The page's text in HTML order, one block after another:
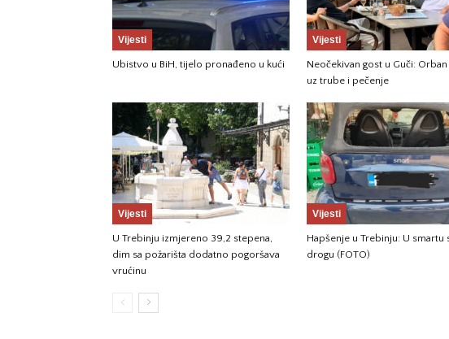
Vijesti
Ubistvo u BiH, tijelo pronađeno u kući
Vijesti
Neočekivan gost u Guči: Orban
uz trube i pečenje
Vijesti
U Trebinju izmjereno 39,2 stepena,
dim sa požarišta dodatno pogoršava
vrućinu
Vijesti
Hapšenje u Trebinju: U smartu
drogu (FOTO)